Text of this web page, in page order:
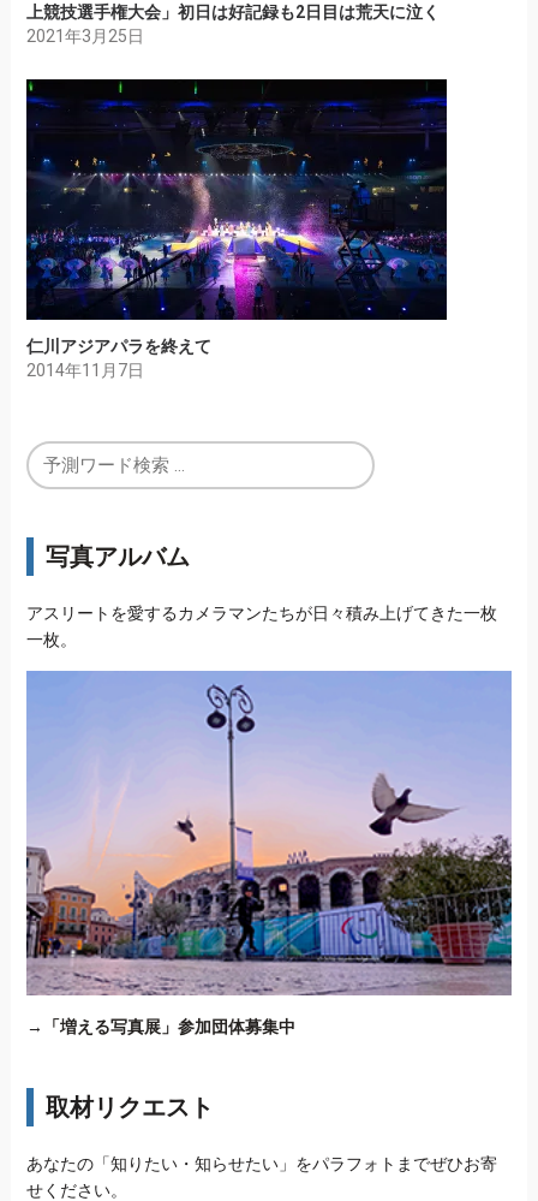
上競技選手権大会」初日は好記録も2日目は荒天に泣く
2021年3月25日
仁川アジアパラを終えて
2014年11月7日
写真アルバム
アスリートを愛するカメラマンたちが日々積み上げてきた一枚
一枚。
→ 「増える写真展」参加団体募集中
取材リクエスト
あなたの「知りたい・知らせたい」をパラフォトまでぜひお寄
せください。